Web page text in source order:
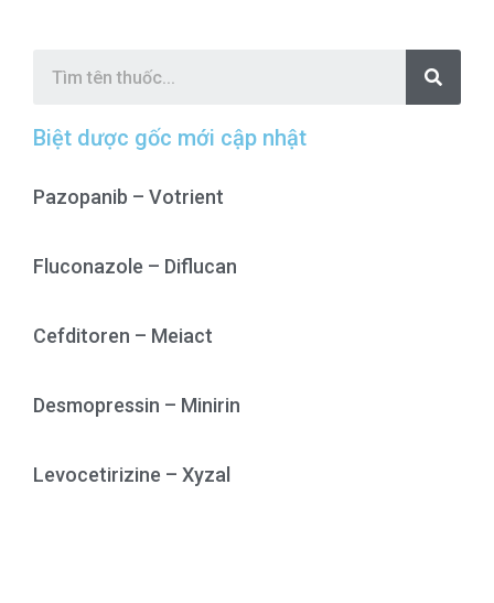
a
r
Biệt dược gốc mới cập nhật
Pazopanib – Votrient
Fluconazole – Diflucan
Cefditoren – Meiact
Desmopressin – Minirin
Levocetirizine – Xyzal